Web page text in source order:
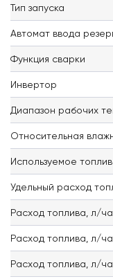
Тип запуска
Автомат ввода
Функция сварки
Инвертор
Диапазон рабочих
Относительная
Используемое
Удельный расход
Расход топлива, л/
Расход топлива, л/
Расход топлива, л/